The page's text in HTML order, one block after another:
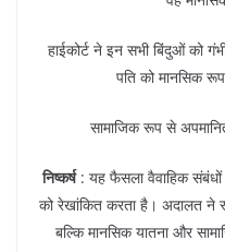
हाईकोर्ट ने इन सभी बिंदुओं को
पति को मानसिक
सामाजिक रूप से
निष्कर्ष: यह फैसला वैवाहिक संबंधों
को रेखांकित करता है। अदालत ने
बल्कि मानसिक यातना और